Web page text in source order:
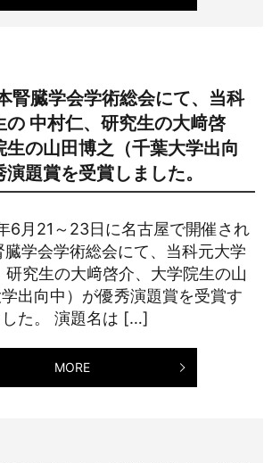
腎臓学会学術総会にて、当科
の 中村仁、研究生の大﨑啓
生の山田博之（千葉大学出向
題賞を受賞しました。
6月21～23日に名古屋で開催され
学会学術総会にて、当科元大学
研究生の大﨑啓介、大学院生の山
出向中）が優秀演題賞を受賞す
た。 演題名は […]
MORE